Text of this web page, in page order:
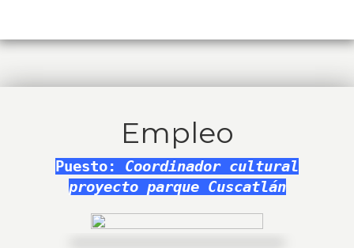
Empleo
Puesto: Coordinador cultural
proyecto parque Cuscatlán